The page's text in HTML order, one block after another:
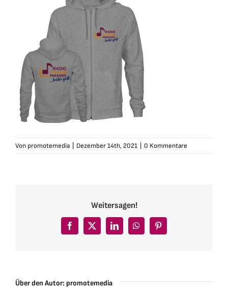
Von promotemedia Dezember 14th, 2021 0 Kommentare
Weitersagen!
Facebook
X LinkedInWhatsAppPinterest
Über den Autor: promotemedia